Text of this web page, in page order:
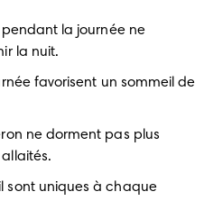
la journée ne
la nuit.
favorisent un sommeil de
ne dorment pas plus
sont uniques à chaque